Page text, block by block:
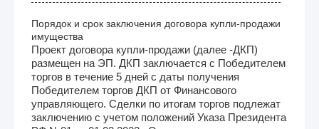
Порядок и срок заключения договора купли-продажи
имущества
Проект договора купли-продажи (далее -ДКП)
размещен на ЭП. ДКП заключается с Победителем
торгов в течение 5 дней с даты получения
Победителем торгов ДКП от Финансового
управляющего. Сделки по итогам торгов подлежат
заключению с учетом положений Указа Президента